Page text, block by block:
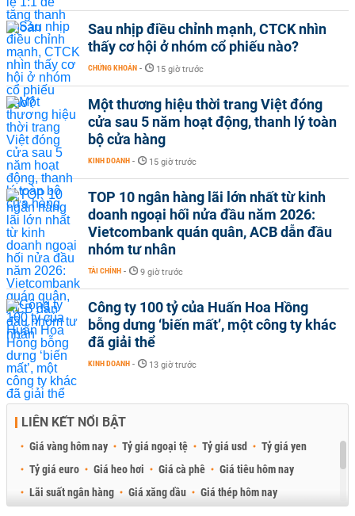
Sau nhịp điều chỉnh mạnh, CTCK nhìn
thấy cơ hội ở nhóm cổ phiếu nào?
CHỨNG KHOÁN - 15 giờ trước
Một thương hiệu thời trang Việt đóng
cửa sau 5 năm hoạt động, thanh lý toàn
bộ cửa hàng
KINH DOANH - 15 giờ trước
TOP 10 ngân hàng lãi lớn nhất từ kinh
doanh ngoại hối nửa đầu năm 2026:
Vietcombank quán quân, ACB dẫn đầu
nhóm tư nhân
TÀI CHÍNH - 9 giờ trước
Công ty 100 tỷ của Huấn Hoa Hồng
bỗng dưng ‘biến mất’, một công ty khác
đã giải thể
KINH DOANH - 13 giờ trước
LIÊN KẾT NỔI BẬT
Giá vàng hôm nay Tỷ giá ngoại tệ Tỷ giá usd
Tỷ giá yen
Tỷ giá euro
Giá heo hơi Giá cà phê
Giá tiêu hôm nay
Lãi suất ngân hàng
Giá xăng dầu
Giá thép hôm nay